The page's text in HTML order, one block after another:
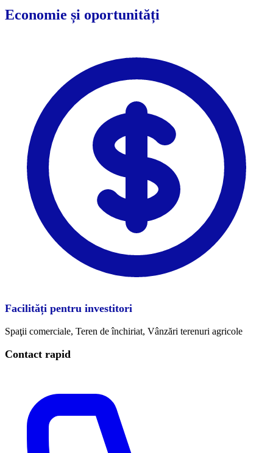
Economie și oportunități
Facilități pentru investitori
Spaţii comerciale, Teren de închiriat, Vânzări terenuri agricole
Contact rapid